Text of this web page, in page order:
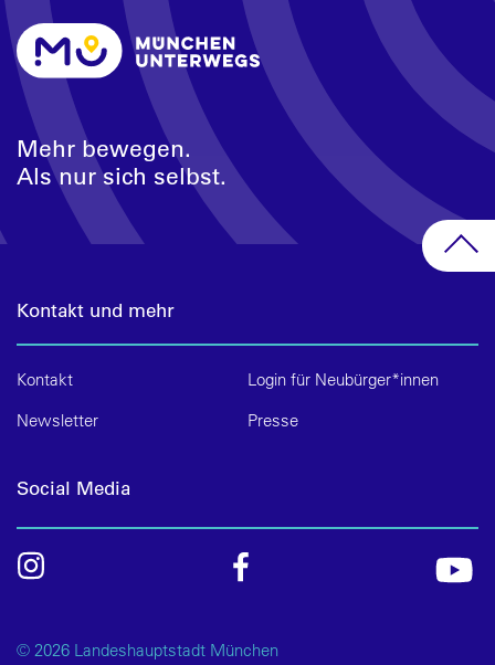
Mehr bewegen.
Als nur sich selbst.
Kontakt und mehr
Kontakt
Login für Neubürger*innen
Newsletter
Presse
Social Media
© 2026 Landeshauptstadt München